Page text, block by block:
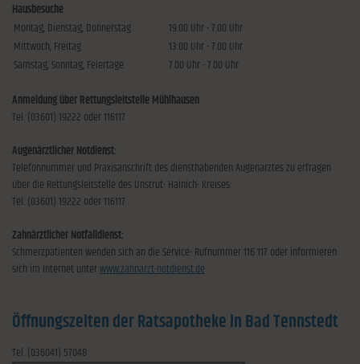
Hausbesuche
Montag, Dienstag, Donnerstag
19.00 Uhr - 7.00 Uhr
Mittwoch, Freitag
13.00 Uhr - 7.00 Uhr
Samstag, Sonntag, Feiertage
7.00 Uhr - 7.00 Uhr
Anmeldung über Rettungsleitstelle Mühlhausen
Tel. (03601) 19222 oder 116117
Augenärztlicher Notdienst:
Telefonnummer und Praxisanschrift des diensthabenden Augenarztes zu erfragen
über die Rettungsleitstelle des Unstrut- Hainich- Kreises:
Tel. (03601) 19222 oder 116117
Zahnärztlicher Notfalldienst:
Schmerzpatienten wenden sich an die Service- Rufnummer 116 117 oder informieren
sich im Internet unterwww.zahnarzt-notdienst.de
Öffnungszeiten der Ratsapotheke in Bad Tennstedt
Tel. (036041) 57048